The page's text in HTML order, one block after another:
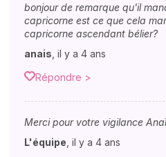
bonjour de remarque qu'il
capricorne est ce que cela
capricorne ascendant bélier?
anais il y a 4 ans
Répondre >
Merci pour votre vigilance
L'équipe il y a 4 ans